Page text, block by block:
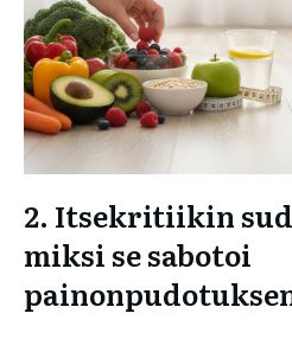
2. Itsekritiikin
miksi se sabotoi